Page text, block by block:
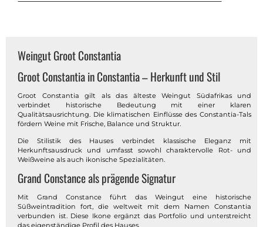
Weingut Groot Constantia
Groot Constantia in Constantia – Herkunft und Stil
Groot Constantia gilt als das älteste Weingut Südafrikas und
verbindet historische Bedeutung mit einer klaren
Qualitätsausrichtung. Die klimatischen Einflüsse des Constantia-Tals
fördern Weine mit Frische, Balance und Struktur.
Die Stilistik des Hauses verbindet klassische Eleganz mit
Herkunftsausdruck und umfasst sowohl charaktervolle Rot- und
Weißweine als auch ikonische Spezialitäten.
Grand Constance als prägende Signatur
Mit Grand Constance führt das Weingut eine historische
Süßweintradition fort, die weltweit mit dem Namen Constantia
verbunden ist. Diese Ikone ergänzt das Portfolio und unterstreicht
das eigenständige Profil des Hauses.